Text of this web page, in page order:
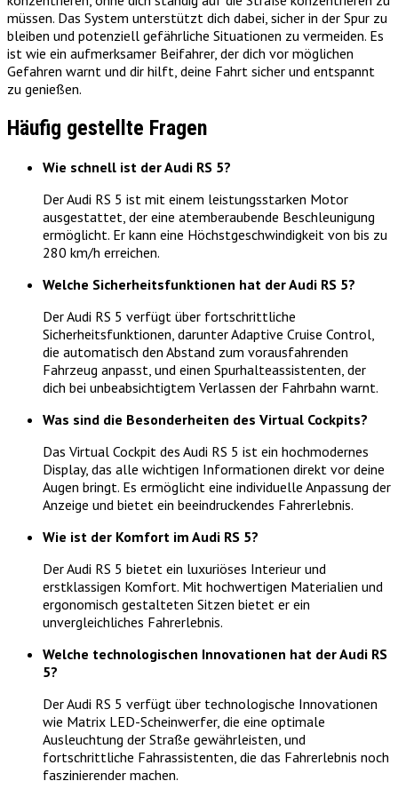
müssen. Das System unterstützt dich dabei, sicher in der Spur zu
bleiben und potenziell gefährliche Situationen zu vermeiden. Es
ist wie ein aufmerksamer Beifahrer, der dich vor möglichen
Gefahren warnt und dir hilft, deine Fahrt sicher und entspannt
zu genießen.
Häufig gestellte Fragen
Wie schnell ist der Audi RS 5?
Der Audi RS 5 ist mit einem leistungsstarken Motor
ausgestattet, der eine atemberaubende Beschleunigung
ermöglicht. Er kann eine Höchstgeschwindigkeit von bis zu
280 km/h erreichen.
Welche Sicherheitsfunktionen hat der Audi RS 5?
Der Audi RS 5 verfügt über fortschrittliche
Sicherheitsfunktionen, darunter Adaptive Cruise Control,
die automatisch den Abstand zum vorausfahrenden
Fahrzeug anpasst, und einen Spurhalteassistenten, der
dich bei unbeabsichtigtem Verlassen der Fahrbahn warnt.
Was sind die Besonderheiten des Virtual Cockpits?
Das Virtual Cockpit des Audi RS 5 ist ein hochmodernes
Display, das alle wichtigen Informationen direkt vor deine
Augen bringt. Es ermöglicht eine individuelle Anpassung der
Anzeige und bietet ein beeindruckendes Fahrerlebnis.
Wie ist der Komfort im Audi RS 5?
Der Audi RS 5 bietet ein luxuriöses Interieur und
erstklassigen Komfort. Mit hochwertigen Materialien und
ergonomisch gestalteten Sitzen bietet er ein
unvergleichliches Fahrerlebnis.
Welche technologischen Innovationen hat der Audi RS
5?
Der Audi RS 5 verfügt über technologische Innovationen
wie Matrix LED-Scheinwerfer, die eine optimale
Ausleuchtung der Straße gewährleisten, und
fortschrittliche Fahrassistenten, die das Fahrerlebnis noch
faszinierender machen.